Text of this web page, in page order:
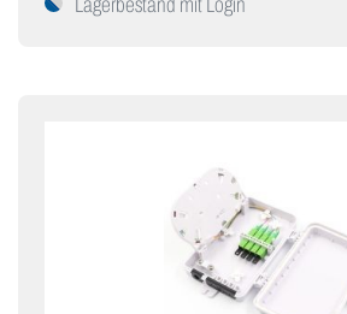
Lagerbestand mit Login